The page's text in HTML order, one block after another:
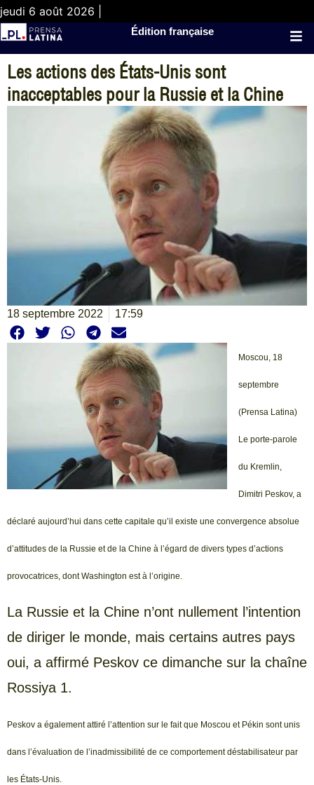
jeudi 6 août 2026 |
Édition française
Les actions des États-Unis sont
inacceptables pour la Russie et la Chine
18 septembre 2022 17:59
Moscou, 18
septembre
(Prensa Latina)
Le porte-parole
du Kremlin,
Dimitri Peskov, a
déclaré aujourd’hui dans cette capitale qu’il existe une convergence absolue
d’attitudes de la Russie et de la Chine à l’égard de divers types d’actions
provocatrices, dont Washington est à l’origine.
La Russie et la Chine n’ont nullement l’intention
de diriger le monde, mais certains autres pays
oui, a affirmé Peskov ce dimanche sur la chaîne
Rossiya 1.
Peskov a également attiré l’attention sur le fait que Moscou et Pékin sont unis
dans l’évaluation de l’inadmissibilité de ce comportement déstabilisateur par
les États-Unis.